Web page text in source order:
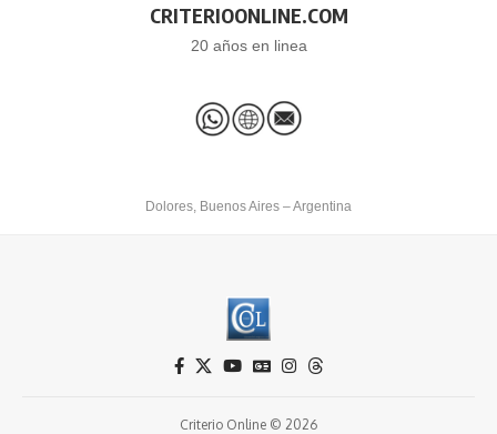
CRITERIOONLINE.COM
20 años en linea
Dolores, Buenos Aires – Argentina
Criterio Online © 2026